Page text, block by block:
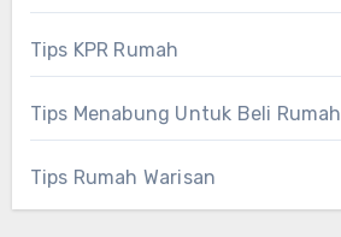
Tips KPR Rumah
Tips Menabung Untuk Beli Rumah
Tips Rumah Warisan